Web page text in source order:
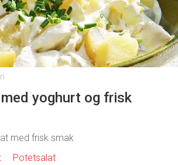
yoghurt og frisk
med frisk smak
Potetsalat